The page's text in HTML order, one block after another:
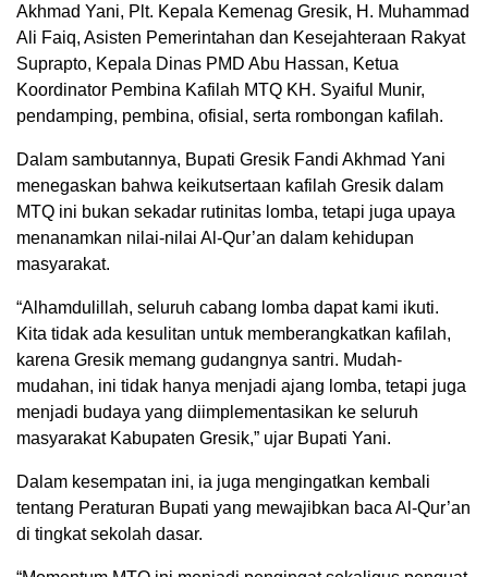
Akhmad Yani, Plt. Kepala Kemenag Gresik, H. Muhammad
Ali Faiq, Asisten Pemerintahan dan Kesejahteraan Rakyat
Suprapto, Kepala Dinas PMD Abu Hassan, Ketua
Koordinator Pembina Kafilah MTQ KH. Syaiful Munir,
pendamping, pembina, ofisial, serta rombongan kafilah.
Dalam sambutannya, Bupati Gresik Fandi Akhmad Yani
menegaskan bahwa keikutsertaan kafilah Gresik dalam
MTQ ini bukan sekadar rutinitas lomba, tetapi juga upaya
menanamkan nilai-nilai Al-Qur’an dalam kehidupan
masyarakat.
“Alhamdulillah, seluruh cabang lomba dapat kami ikuti.
Kita tidak ada kesulitan untuk memberangkatkan kafilah,
karena Gresik memang gudangnya santri. Mudah-
mudahan, ini tidak hanya menjadi ajang lomba, tetapi juga
menjadi budaya yang diimplementasikan ke seluruh
masyarakat Kabupaten Gresik,” ujar Bupati Yani.
Dalam kesempatan ini, ia juga mengingatkan kembali
tentang Peraturan Bupati yang mewajibkan baca Al-Qur’an
di tingkat sekolah dasar.